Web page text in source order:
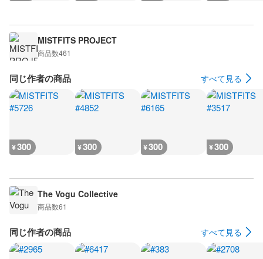
MISTFITS PROJECT
商品数461
同じ作者の商品 すべて見る
¥300 ¥300 ¥300 ¥300
The Vogu Collective
商品数61
同じ作者の商品 すべて見る